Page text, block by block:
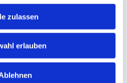
zulassen
erlauben
PV-Check findest du
du sicher und verständlich
Vertrau auf über 700